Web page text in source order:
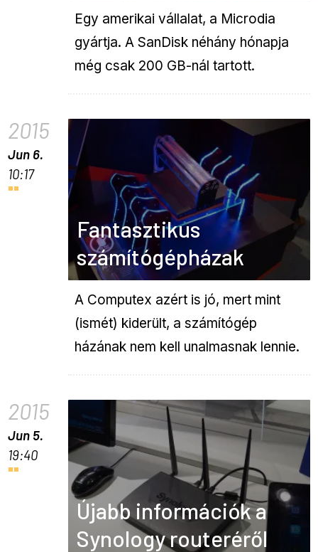
Egy amerikai vállalat, a Microdia
gyártja. A SanDisk néhány hónapja
még csak 200 GB-nál tartott.
2015
Jun 6.
10:17
Fantasztikus
számítógépházak
A Computex azért is jó, mert mint
(ismét) kiderült, a számítógép
házának nem kell unalmasnak lennie.
2015
Jun 5.
19:40
Újabb információk a
Synology routeréről